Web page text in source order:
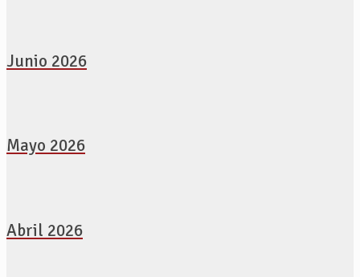
Junio 2026
Mayo 2026
Abril 2026